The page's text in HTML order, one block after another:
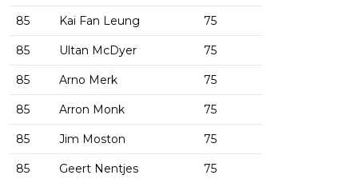
85 Kai Fan Leung 75
85 Ultan McDyer 75
85 Arno Merk 75
85 Arron Monk 75
85 Jim Moston 75
85 Geert Nentjes 75